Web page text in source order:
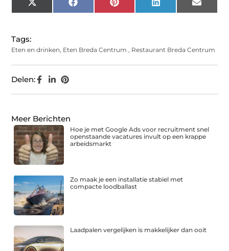
X
(Twitter)
Facebook Pinterest LinkedIn Email
Tags:
Eten en drinken, Eten Breda Centrum , Restaurant Breda Centrum
Delen:
Meer Berichten
Hoe je met Google Ads voor recruitment snel
openstaande vacatures invult op een krappe
arbeidsmarkt
Zo maak je een installatie stabiel met
compacte loodballast
Laadpalen vergelijken is makkelijker dan ooit